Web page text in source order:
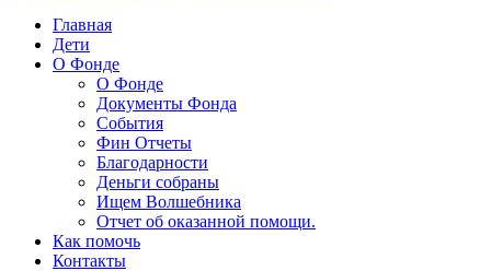
Главная
Дети
О Фонде
О Фонде
Документы Фонда
События
Фин Отчеты
Благодарности
Деньги собраны
Ищем Волшебника
Отчет об оказанной помощи.
Как помочь
Контакты